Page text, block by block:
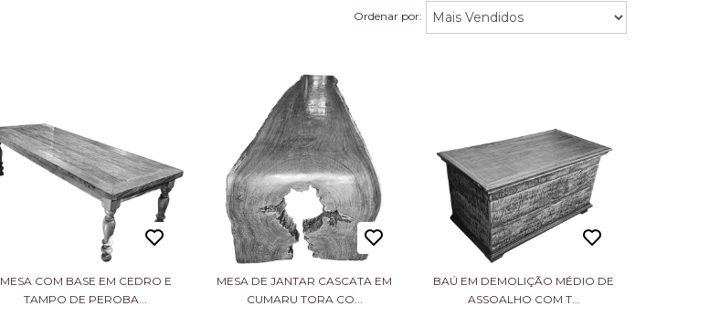
Ordenar por:
MESA COM BASE EM CEDRO E
TAMPO DE PEROBA...
MESA DE JANTAR CASCATA EM
CUMARU TORA CO...
BAÚ EM DEMOLIÇÃO MÉDIO DE
ASSOALHO COM T...